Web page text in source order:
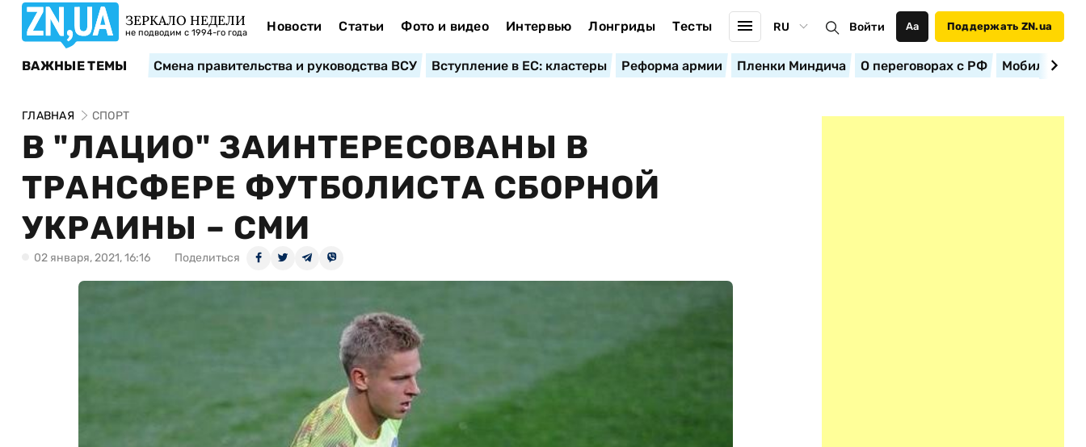
ЗЕРКАЛО НЕДЕЛИ
не подводим с 1994-го года Новости Статьи Фото и видео Интервью Лонгриды Тесты RU Войти Аа Поддержать ZN.ua
ВАЖНЫЕ ТЕМЫ Смена правительства и руководства ВСУ Вступление в ЕС: кластеры Реформа армии Пленки Миндича О переговорах с РФ
ГЛАВНАЯ СПОРТ
В "ЛАЦИО" ЗАИНТЕРЕСОВАНЫ В
ТРАНСФЕРЕ ФУТБОЛИСТА СБОРНОЙ
УКРАИНЫ – СМИ
02 января, 2021, 16:16 Поделиться